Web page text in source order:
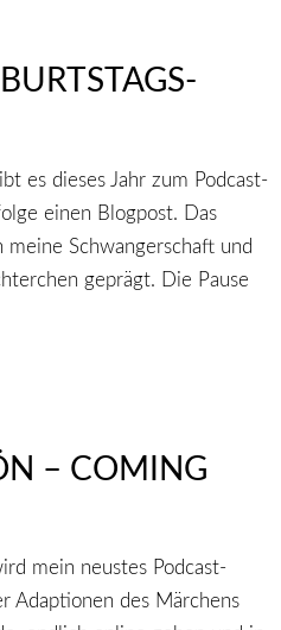
es dieses Jahr zum Podcast-
einen Blogpost. Das
Schwangerschaft und
geprägt. Die Pause
– COMING
mein neustes Podcast-
Adaptionen des Märchens